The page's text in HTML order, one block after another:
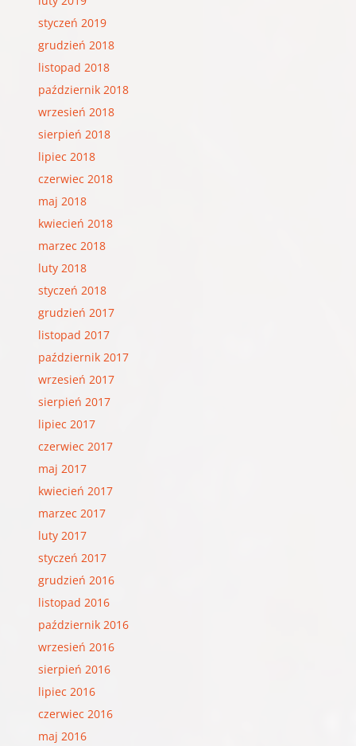
styczeń 2019
grudzień 2018
listopad 2018
październik 2018
wrzesień 2018
sierpień 2018
lipiec 2018
czerwiec 2018
maj 2018
kwiecień 2018
marzec 2018
luty 2018
styczeń 2018
grudzień 2017
listopad 2017
październik 2017
wrzesień 2017
sierpień 2017
lipiec 2017
czerwiec 2017
maj 2017
kwiecień 2017
marzec 2017
luty 2017
styczeń 2017
grudzień 2016
listopad 2016
październik 2016
wrzesień 2016
sierpień 2016
lipiec 2016
czerwiec 2016
maj 2016